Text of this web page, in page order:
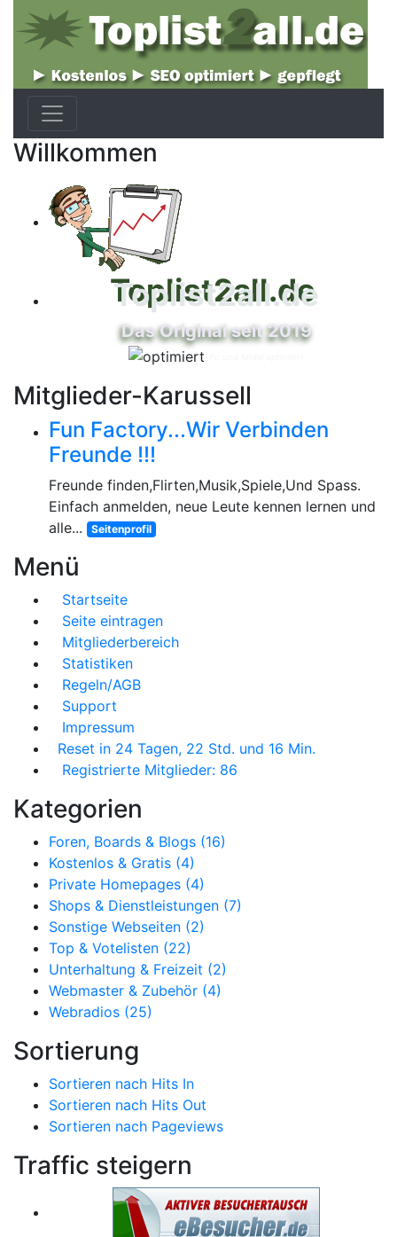
Willkommen
Toplist2all.de
Das Original seit 2019
Mitglieder-Karussell
Fun Factory...Wir Verbinden
Freunde !!!
Freunde finden,Flirten,Musik,Spiele,Und Spass.
Einfach anmelden, neue Leute kennen lernen und
alle...
Seitenprofil
Menü
Startseite
Seite eintragen
Mitgliederbereich
Statistiken
Regeln/AGB
Support
Impressum
Reset in 24 Tagen, 22 Std. und 16 Min.
Registrierte Mitglieder: 86
Kategorien
Foren, Boards & Blogs (16)
Kostenlos & Gratis (4)
Private Homepages (4)
Shops & Dienstleistungen (7)
Sonstige Webseiten (2)
Top & Votelisten (22)
Unterhaltung & Freizeit (2)
Webmaster & Zubehör (4)
Webradios (25)
Sortierung
Sortieren nach Hits In
Sortieren nach Hits Out
Sortieren nach Pageviews
Traffic steigern